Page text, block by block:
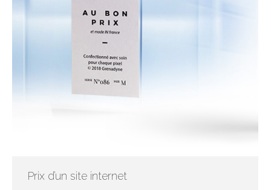
Prix d’un site internet